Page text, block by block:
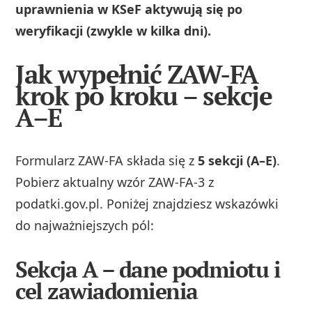
uprawnienia w KSeF aktywują się po
weryfikacji (zwykle w kilka dni).
Jak wypełnić ZAW-FA
krok po kroku – sekcje
A–E
Formularz ZAW-FA składa się z5 sekcji (A–E).
Pobierz aktualny wzór ZAW-FA-3 z
podatki.gov.pl. Poniżej znajdziesz wskazówki
do najważniejszych pól:
Sekcja A – dane podmiotu i
cel zawiadomienia